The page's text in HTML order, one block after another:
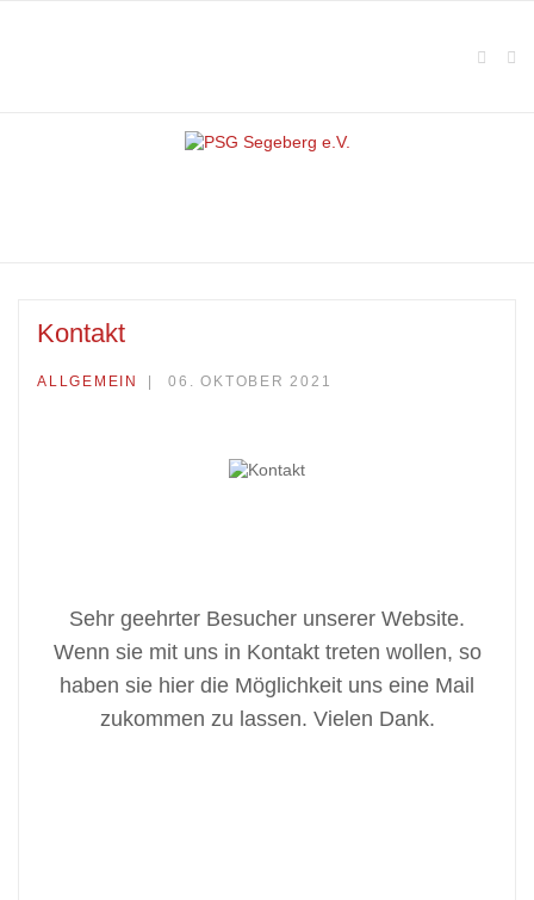
Kontakt
ALLGEMEIN 06. OKTOBER 2021
Sehr geehrter Besucher unserer Website.
Wenn sie mit uns in Kontakt treten wollen, so
haben sie hier die Möglichkeit uns eine Mail
zukommen zu lassen. Vielen Dank.